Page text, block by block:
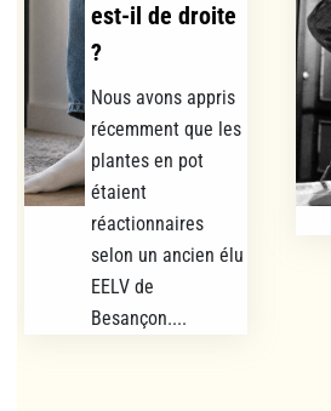
est-il de droite
?
Nous avons appris
récemment que les
plantes en pot
étaient
réactionnaires
selon un ancien élu
EELV de
Besançon....